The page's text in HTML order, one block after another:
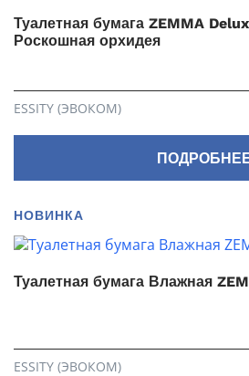
Туалетная бумага ZEMMA
Роскошная орхидея
ESSITY (ЭВОКОМ)
НОВИНКА
Туалетная бумага Влажная
ESSITY (ЭВОКОМ)